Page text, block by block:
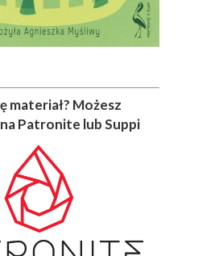
materiał? Możesz
Patronite lub Suppi